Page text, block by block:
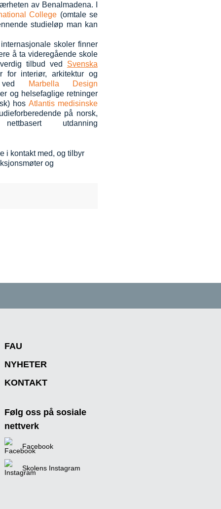
av Benalmadena. I
College (omtale se
studieløp man kan
skoler finner
å ta videregående skole
tilbud ved Svenska
interiør, arkitektur og
ved
Marbella Design
og helsefaglige retninger
hosAtlantis medisinske
på norsk,
utdanning
i kontakt med, og tilbyr
og
FAU
NYHETER
KONTAKT
Følg oss på sosiale
nettverk
Facebook
Skolens Instagram